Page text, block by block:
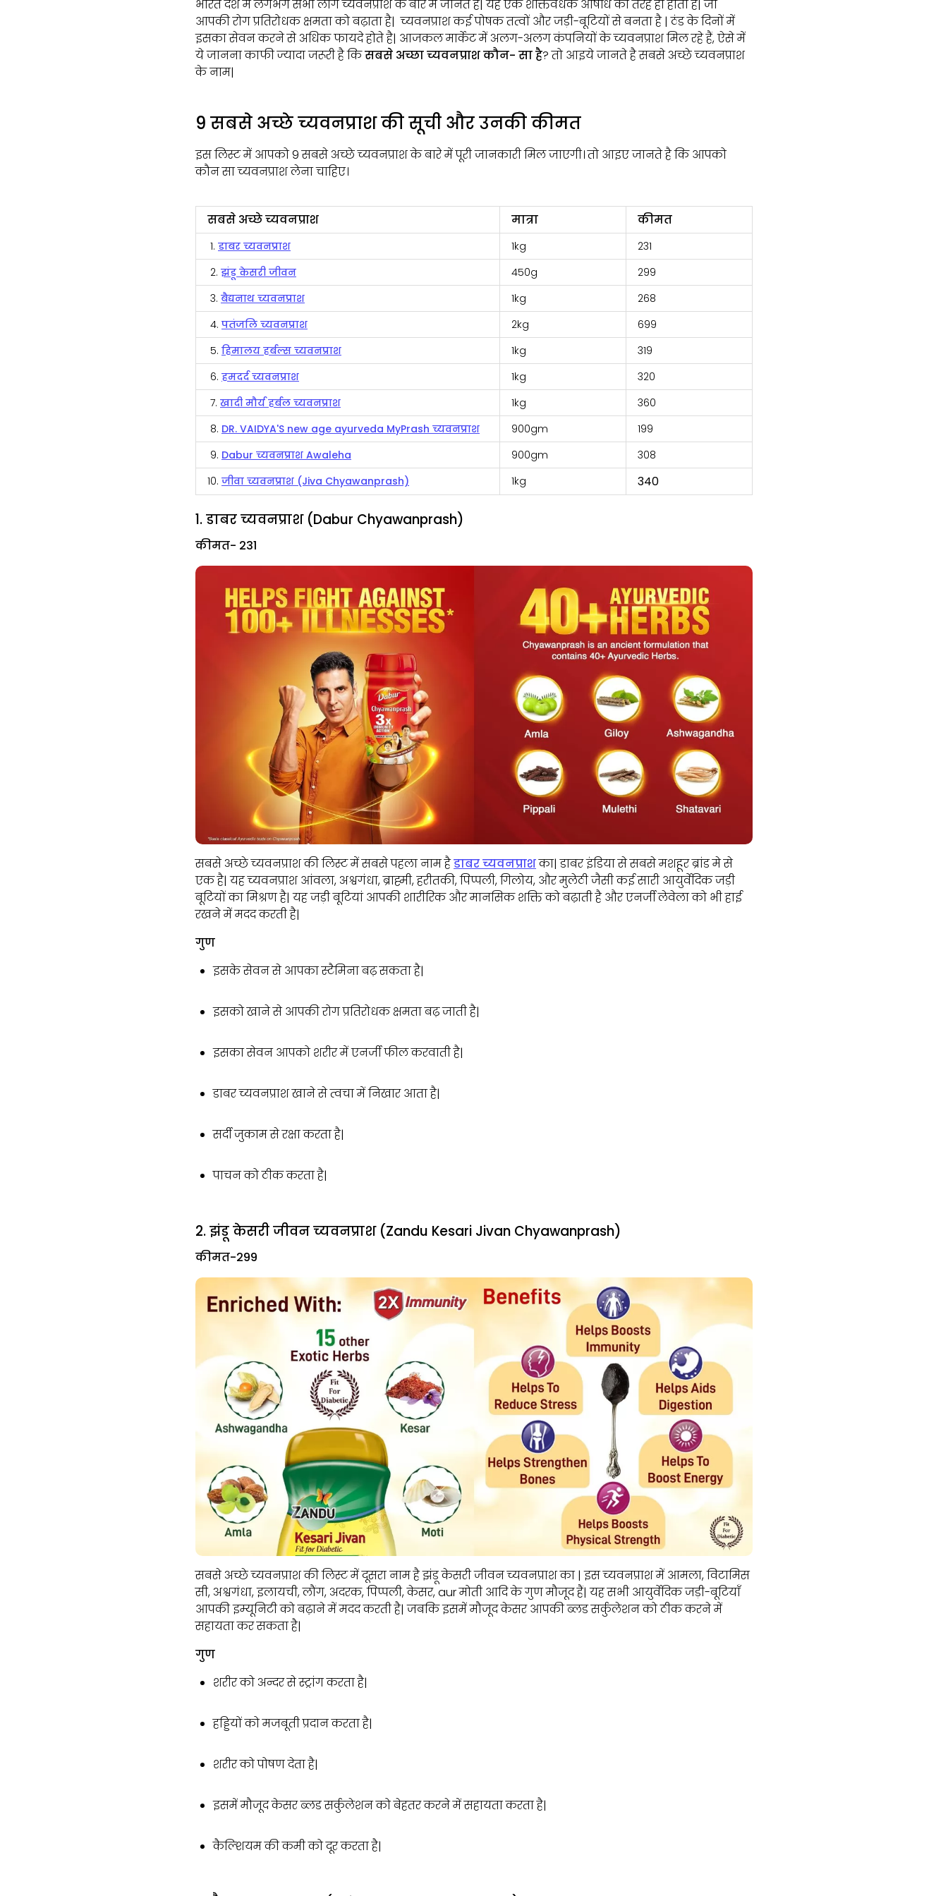
भारत देश में लगभग सभी लोग च्यवनप्राश के बारे में जानते है| यह एक शक्तिवर्धक औषधि की तरह ही होता है| जो
आपकी रोग प्रतिरोधक क्षमता को बढ़ाता है| च्यवनप्राश कई पोषक तत्वों और जड़ी-बूटियों से बनता है | ठंड के दिनों में
इसका सेवन करने से अधिक फायदे होते है| आजकल मार्केट में अलग-अलग कंपनियों के च्यवनप्राश मिल रहे हैं, ऐसे में
ये जानना काफी ज्यादा जरूरी है किसबसे अच्छा च्यवनप्राश कौन- सा है? तो आइये जानते है सबसे अच्छे च्यवनप्राश
के नाम|
9 सबसे अच्छे च्यवनप्राश की सूची और उनकी कीमत
इस लिस्ट में आपको 9 सबसे अच्छे च्यवनप्राश के बारे में पूरी जानकारी मिल जाएगी। तो आइए जानते है कि आपको
कौन सा च्यवनप्राश लेना चाहिए।
सबसे अच्छे च्यवनप्राश मात्रा कीमत
1. डाबर च्यवनप्राश 1kg
₹231
2. झंडू केसरी जीवन 450g
₹299
3. बैद्यनाथ च्यवनप्राश 1kg
₹268
4. पतंजलि च्यवनप्राश 2kg
₹699
5. हिमालय हर्बल्स च्यवनप्राश 1kg
₹319
6. हमदर्द च्यवनप्राश 1kg
₹320
7. खादी मौर्य हर्बल च्यवनप्राश 1kg
₹360
8. DR. VAIDYA'S new age ayurveda MyPrash च्यवनप्राश 900gm
₹199
9. Dabur च्यवनप्राश Awaleha 900gm
₹308
10. जीवा च्यवनप्राश (Jiva Chyawanprash) 1kg ₹340
1. डाबर च्यवनप्राश (Dabur Chyawanprash)
कीमत- ₹231
सबसे अच्छे च्यवनप्राश की लिस्ट में सबसे पहला नाम हैडाबर च्यवनप्राशका| डाबर इंडिया से सबसे मशहूर ब्रांड मे से
एक है| यह च्यवनप्राश आंवला, अश्वगंधा, ब्राह्मी, हरीतकी, पिप्पली, गिलोय, और मुलेठी जैसी कई सारी आयुर्वेदिक जड़ी
बूटियों का मिश्रण है| यह जड़ी बूटियां आपकी शारीरिक और मानसिक शक्ति को बढ़ाती है और एनर्जी लेवेला को भी हाई
रखने में मदद करती है|
गुण
इसके सेवन से आपका स्टैमिना बढ़ सकता है|
इसको खाने से आपकी रोग प्रतिरोधक क्षमता बढ़ जाती है|
इसका सेवन आपको शरीर में एनर्जी फील करवाती है|
डाबर च्यवनप्राश खाने से त्वचा में निखार आता है|
सर्दी जुकाम से रक्षा करता है|
पाचन को ठीक करता है|
2. झंडू केसरी जीवन च्यवनप्राश (Zandu Kesari Jivan Chyawanprash)
कीमत-₹299
सबसे अच्छे च्यवनप्राश की लिस्ट में दूसरा नाम है झंडू केसरी जीवन च्यवनप्राश का | इस च्यवनप्राश में आमला, विटामिस
सी, अश्वगंधा, इलायची, लौंग, अदरक, पिप्पली, केसर, aur मोती आदि के गुण मौजूद हैं| यह सभी आयुर्वेदिक जड़ी-बूटियाँ
आपकी इम्यूनिटी को बढ़ाने में मदद करती है| जबकि इसमें मौजूद केसर आपकी ब्लड सर्कुलेशन को ठीक करने में
सहायता कर सकता है|
गुण
शरीर को अन्दर से स्ट्रांग करता है|
हड्डियों को मजबूती प्रदान करता है|
शरीर को पोषण देता है|
इसमें मौजूद केसर ब्लड सर्कुलेशन को बेहतर करने में सहायता करता है|
कैल्शियम की कमी को दूर करता है|